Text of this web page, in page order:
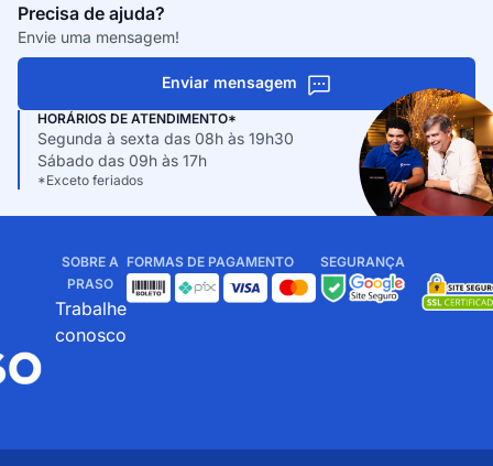
Precisa de ajuda?
Envie uma mensagem!
Enviar mensagem
HORÁRIOS DE ATENDIMENTO*
Segunda à sexta das 08h às 19h30
Sábado das 09h às 17h
*Exceto feriados
SOBRE A
PRASO
Trabalhe
conosco
FORMAS DE PAGAMENTO SEGURANÇA